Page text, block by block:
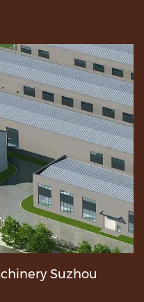
Suzhou